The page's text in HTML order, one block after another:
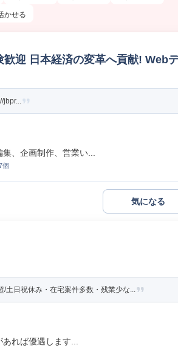
かせる
歓迎 日本経済の変革へ貢献! Web
jbpr...
、企画制作、営業い...
個
気になる
土日祝休み・在宅案件多数・残業少な...
れば優遇します...